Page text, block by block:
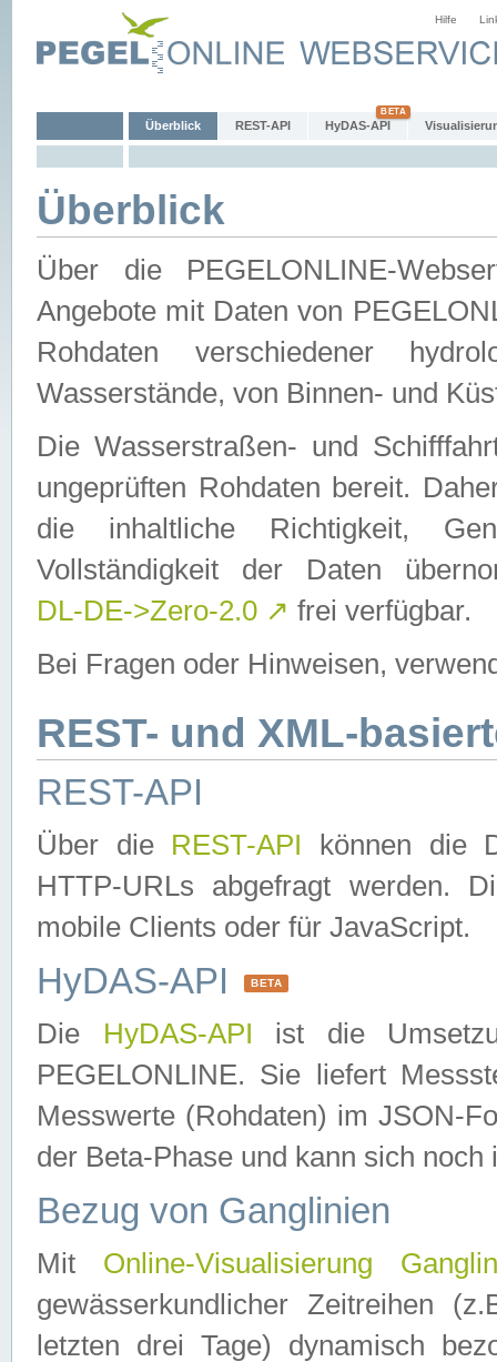
Hilfe
Überblick REST-API HyDAS-API
Überblick
Über die PEGELONLINE-
Angebote mit Daten von
Rohdaten verschiedener
Wasserstände, von Binnen- und
Die Wasserstraßen- und
ungeprüften Rohdaten bereit.
die inhaltliche Richtigkeit,
Vollständigkeit der Daten
DL-DE->Zero-2.0 ↗ frei verfügbar.
Bei Fragen oder Hinweisen,
REST- und XML-
REST-API
Über die REST-API können die
HTTP-URLs abgefragt werden.
mobile Clients oder für JavaScript.
HyDAS-API BETA
Die HyDAS-API ist die
PEGELONLINE. Sie liefert
Messwerte (Rohdaten) im JSON-
der Beta-Phase und kann sich noch
Bezug von Ganglinien
Mit Online-Visualisierung
gewässerkundlicher Zeitreihen
letzten drei Tage) dynamisch